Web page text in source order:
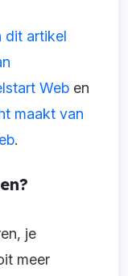
dit artikel
Web en
maakt van
.
je
meer